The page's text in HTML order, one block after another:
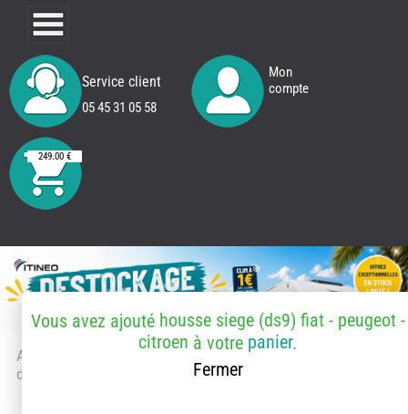
Service client
05 45 31 05 58
Mon
compte
249.00 €
Accueil
> Accessoires et pièces
détachées
Vous avez ajouté housse siege (ds9) fiat - peugeot -
citroen à votre panier.
Fermer